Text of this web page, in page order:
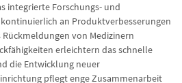
integrierte Forschungs- und
an Produktverbesserungen
von Medizinern
erleichtern das schnelle
die Entwicklung neuer
pflegt enge Zusammenarbeit